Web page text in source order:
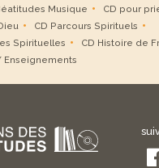
Musique
CD pour
CD Parcours Spirituels
Spirituelles
CD Histoire de
Enseignements